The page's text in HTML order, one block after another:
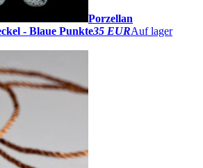
Porzellan
- Blaue Punkte35 EURAuf lager